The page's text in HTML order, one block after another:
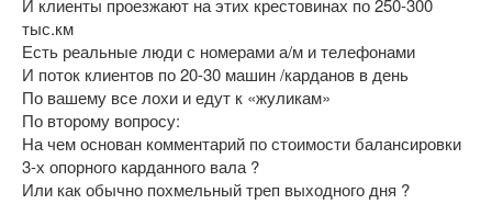
И клиенты проезжают на этих крестовинах по 250-300
тыс.км
Есть реальные люди с номерами а/м и телефонами
И поток клиентов по 20-30 машин /карданов в день
По вашему все лохи и едут к «жуликам»
По второму вопросу:
На чем основан комментарий по стоимости балансировки
3-х опорного карданного вала ?
Или как обычно похмельный треп выходного дня ?